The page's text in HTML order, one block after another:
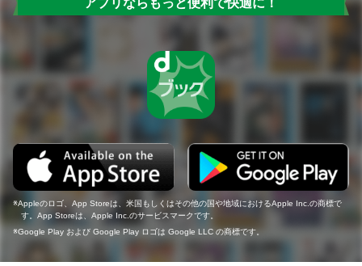
アプリならもっと便利で快適に！
Appleのロゴ、App Storeは、米国もしくはその他の国や地域におけるApple Inc.の商標で
す。App Storeは、Apple Inc.のサービスマークです。
Google Play および Google Play ロゴは Google LLC の商標です。